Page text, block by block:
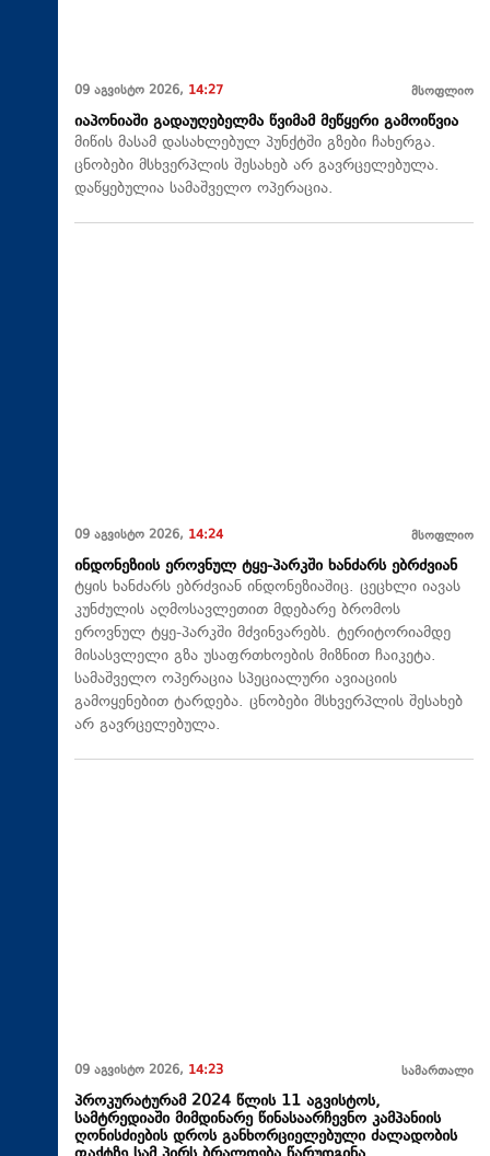
09 აგვისტო 2026, 14:27 მსოფლიო
იაპონიაში გადაუღებელმა წვიმამ მეწყერი გამოიწვია
მიწის მასამ დასახლებულ პუნქტში გზები ჩახერგა.
ცნობები მსხვერპლის შესახებ არ გავრცელებულა.
დაწყებულია სამაშველო ოპერაცია.
09 აგვისტო 2026, 14:24 მსოფლიო
ინდონეზიის ეროვნულ ტყე-პარკში ხანძარს ებრძვიან
ტყის ხანძარს ებრძვიან ინდონეზიაშიც. ცეცხლი იავას
კუნძულის აღმოსავლეთით მდებარე ბრომოს
ეროვნულ ტყე-პარკში მძვინვარებს. ტერიტორიამდე
მისასვლელი გზა უსაფრთხოების მიზნით ჩაიკეტა.
სამაშველო ოპერაცია სპეციალური ავიაციის
გამოყენებით ტარდება. ცნობები მსხვერპლის შესახებ
არ გავრცელებულა.
09 აგვისტო 2026, 14:23 სამართალი
პროკურატურამ 2024 წლის 11 აგვისტოს,
სამტრედიაში მიმდინარე წინასაარჩევნო კამპანიის
ღონისძიების დროს განხორციელებული ძალადობის